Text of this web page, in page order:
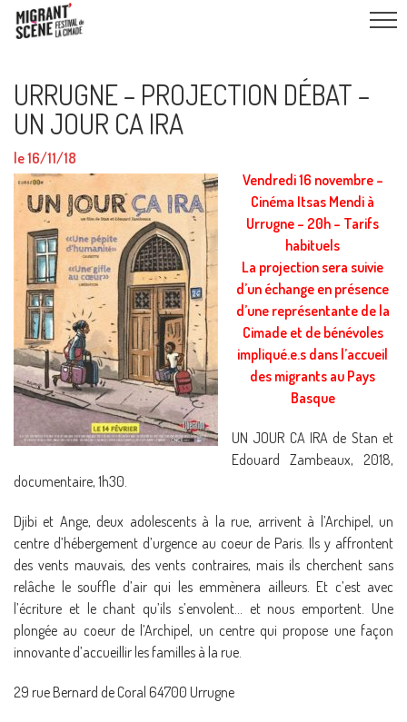
URRUGNE – PROJECTION DÉBAT –
UN JOUR CA IRA
le 16/11/18
Vendredi 16 novembre –
Cinéma Itsas Mendi à
Urrugne – 20h – Tarifs
habituels
La projection sera suivie
d’un échange en présence
d’une représentante de la
Cimade et de bénévoles
impliqué.e.s dans l’accueil
des migrants au Pays
Basque
UN JOUR CA IRA de Stan et
Edouard Zambeaux, 2018,
documentaire, 1h30.
Djibi et Ange, deux adolescents à la rue, arrivent à l’Archipel, un
centre d’hébergement d’urgence au coeur de Paris. Ils y affrontent
des vents mauvais, des vents contraires, mais ils cherchent sans
relâche le souffle d’air qui les emmènera ailleurs. Et c’est avec
l’écriture et le chant qu’ils s’envolent… et nous emportent. Une
plongée au coeur de l’Archipel, un centre qui propose une façon
innovante d’accueillir les familles à la rue.
29 rue Bernard de Coral 64700 Urrugne